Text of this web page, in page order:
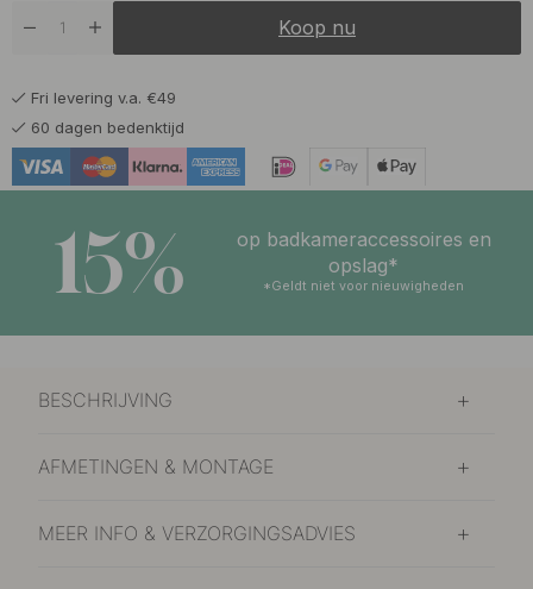
Koop nu
Fri levering v.a. €49
60 dagen bedenktijd
15%
op badkameraccessoires en
opslag*
*Geldt niet voor nieuwigheden
BESCHRIJVING
AFMETINGEN & MONTAGE
MEER INFO & VERZORGINGSADVIES